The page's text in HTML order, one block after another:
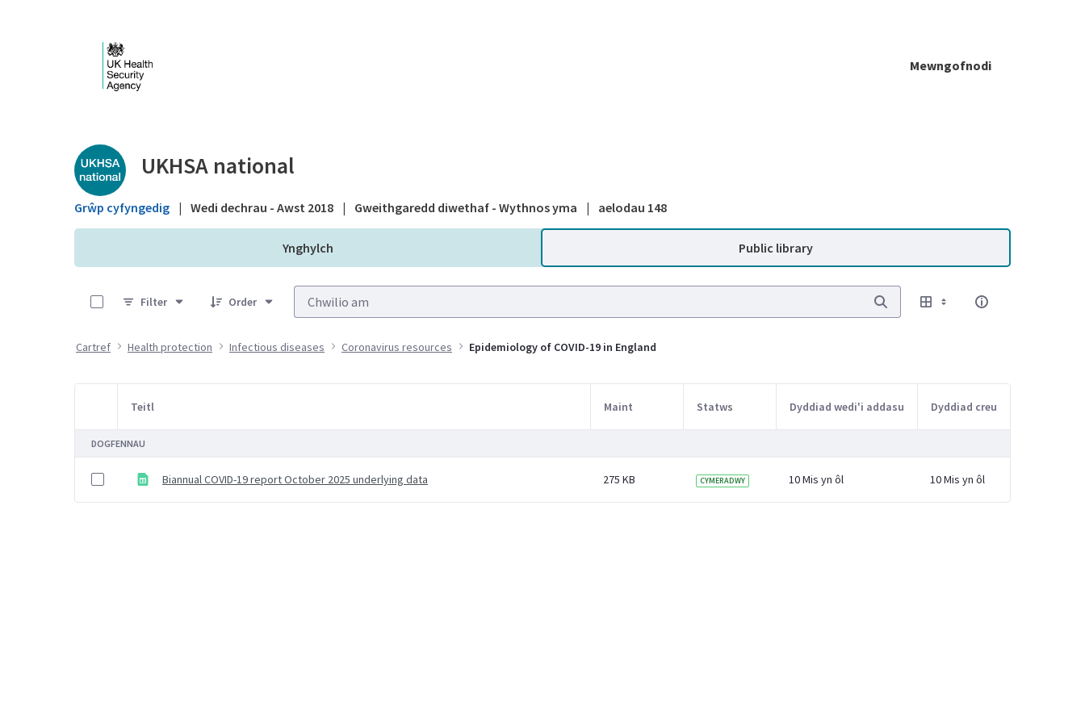
Mewngofnodi
Public library - UKHSA national
UKHSA national
Grŵp cyfyngedig | Wedi dechrau - Awst 2018 | Gweithgaredd diwethaf - Wythnos yma | aelodau 148
Ynghylch Public library
Filter
Order
Cartref Health protection Infectious diseases Coronavirus resources Epidemiology of COVID-19 in England
Item Selection
Teitl Maint Statws Dyddiad wedi'i addasu Dyddiad creu
DOGFENNAU
Biannual COVID-19 report October 2025 underlying data 275 KB CYMERADWY 10 Mis yn ôl 10 Mis yn ôl